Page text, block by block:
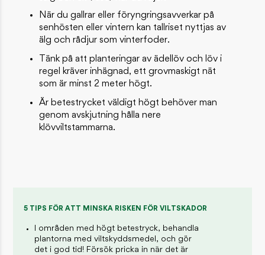
När du gallrar eller föryngringsavverkar på
senhösten eller vintern kan tallriset nyttjas av
älg och rådjur som vinterfoder.
Tänk på att planteringar av ädellöv och löv i
regel kräver inhägnad, ett grovmaskigt nät
som är minst 2 meter högt.
Är betestrycket väldigt högt behöver man
genom avskjutning hålla nere
klövviltstammarna.
5 TIPS FÖR ATT MINSKA RISKEN FÖR VILTSKADOR
I områden med högt betestryck, behandla
plantorna med viltskyddsmedel, och gör
det i god tid! Försök pricka in när det är